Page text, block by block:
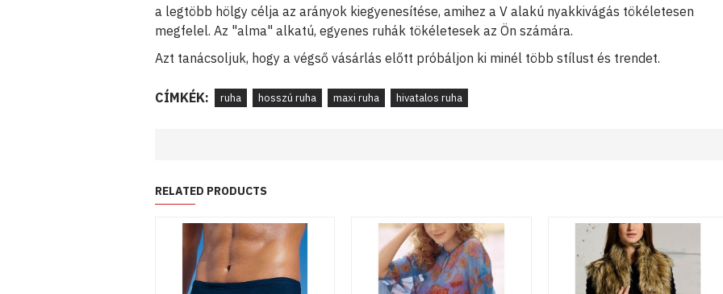
a legtöbb hölgy célja az arányok kiegyenesítése, amihez a V alakú nyakkivágás tökéletesen
megfelel. Az "alma" alkatú, egyenes ruhák tökéletesek az Ön számára.
Azt tanácsoljuk, hogy a végső vásárlás előtt próbáljon ki minél több stílust és trendet.
CÍMKÉK: ruha hosszú ruha maxi ruha hivatalos ruha
RELATED PRODUCTS